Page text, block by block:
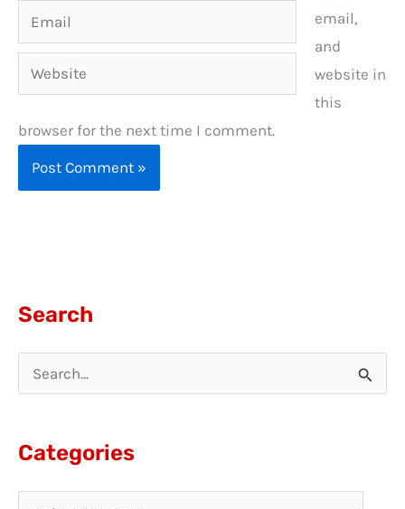
Email
Website
email,
and
website in
this
browser for the next time I comment.
Search
Categories